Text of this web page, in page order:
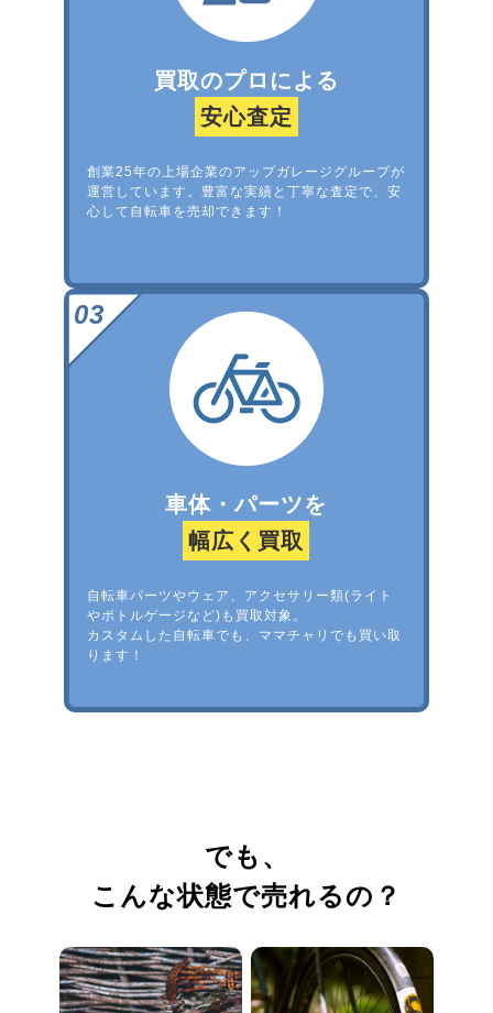
買取のプロによる
安心査定
創業25年の上場企業のアップガレージグループが
運営しています。豊富な実績と丁寧な査定で、安
心して自転車を売却できます！
車体・パーツを
幅広く買取
自転車パーツやウェア、アクセサリー類(ライト
やボトルゲージなど)も買取対象。
カスタムした自転車でも、ママチャリでも買い取
ります！
でも、
こんな状態で売れるの？